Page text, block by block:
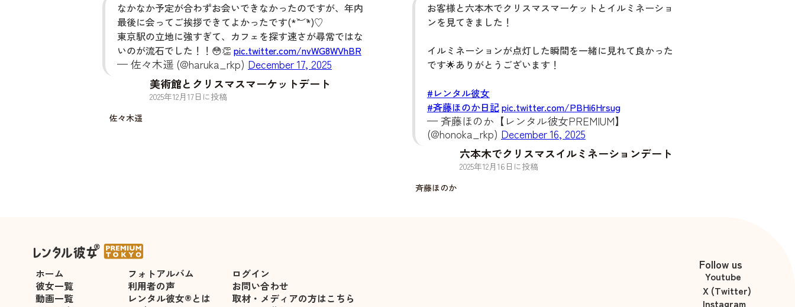
なかなか予定が合わずお会いできなかったのですが、年内
最後に会ってご挨拶できてよかったです(*´︶`*)♡
東京駅の立地に強すぎて、カフェを探す速さが尋常ではな
いのが流石でした！！😳👏 pic.twitter.com/nvWG8WVhBR
— 佐々木遥 (@haruka_rkp) December 17, 2025
佐々木遥
美術館とクリスマスマーケットデート
2025年12月 17日に投稿
お客様と六本木でクリスマスマーケットとイルミネーショ
ンを見てきました！
イルミネーションが点灯した瞬間を一緒に見れて良かった
です🌟ありがとうございます！
#レンタル彼女
#斉藤ほのか日記pic.twitter.com/PBHi6Hrsug
— 斉藤ほのか【レンタル彼女PREMIUM】
(@honoka_rkp) December 16, 2025
斉藤ほのか
六本木でクリスマスイルミネーションデート
2025年12月 16 日に投稿
ホーム
彼女一覧
動画一覧
フォトアルバム
利用者の声
レンタル彼女®とは
ログイン
お問い合わせ
取材・メディアの方はこちら
Follow us
Youtube
X (Twitter)
Instagram